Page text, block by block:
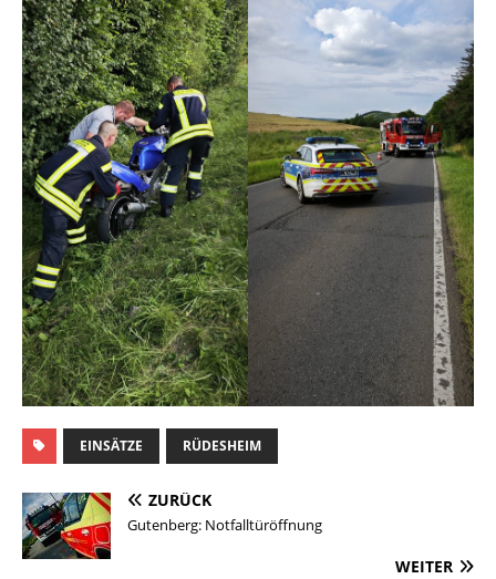
EINSÄTZE RÜDESHEIM
ZURÜCK
Gutenberg: Notfalltüröffnung
WEITER